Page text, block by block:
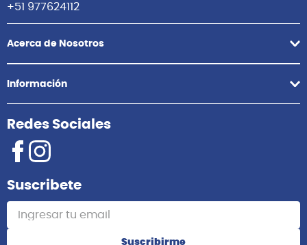
+51 977624112
Acerca de Nosotros
Información
Redes Sociales
Suscribete
Suscribirme